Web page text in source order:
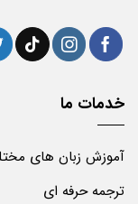
خدمات ما
آموزش زبان های
ترجمه حرفه ای